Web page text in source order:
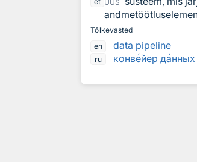
UUS
Tõlkevasted
en
data pipeline
ru конвейер данных